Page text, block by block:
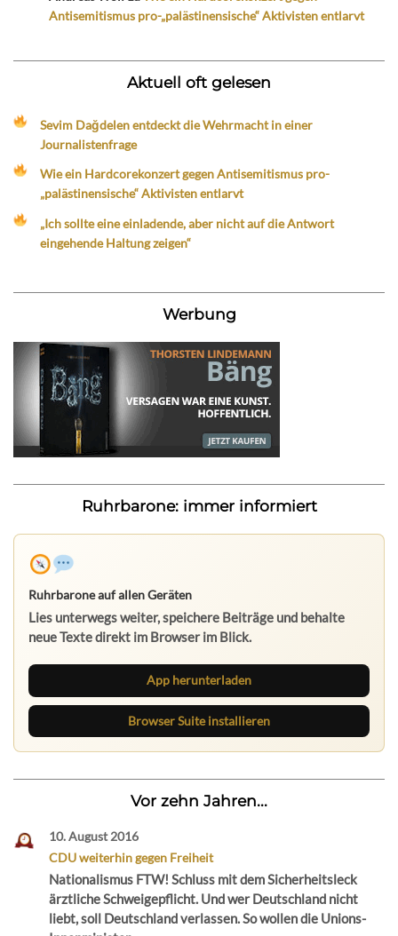
Antisemitismus pro-„palästinensische“ Aktivisten entlarvt
Aktuell oft gelesen
Sevim Dağdelen entdeckt die Wehrmacht in einer
Journalistenfrage
Wie ein Hardcorekonzert gegen Antisemitismus pro-
„palästinensische“ Aktivisten entlarvt
„Ich sollte eine einladende, aber nicht auf die Antwort
eingehende Haltung zeigen“
Werbung
Ruhrbarone: immer informiert
Ruhrbarone auf allen Geräten
Lies unterwegs weiter, speichere Beiträge und behalte
neue Texte direkt im Browser im Blick.
App herunterladen
Browser Suite installieren
Vor zehn Jahren...
10. August 2016
CDU weiterhin gegen Freiheit
Nationalismus FTW! Schluss mit dem Sicherheitsleck
ärztliche Schweigepflicht. Und wer Deutschland nicht
liebt, soll Deutschland verlassen. So wollen die Unions-